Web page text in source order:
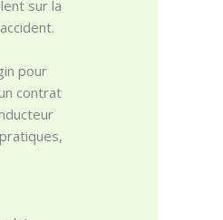
sur la
pour
contrat